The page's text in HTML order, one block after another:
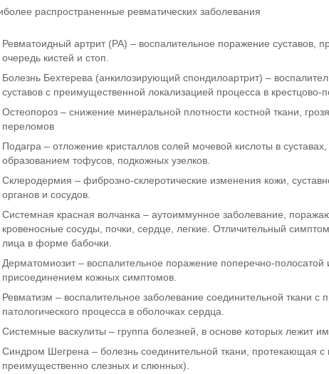
распространенные ревматических заболевания
Ревматоидный артрит (РА) – воспалительное поражение суставов,
очередь кистей и стоп.
Болезнь Бехтерева (анкилозирующий спондилоартрит) –
суставов с преимущественной локализацией процесса в крестцово-
Остеопороз – снижение минеральной плотности костной ткани,
переломов
Подагра – отложение кристаллов солей мочевой кислоты в
образованием тофусов, подкожных узелков.
Склеродермия – фиброзно-склеротические изменения кожи,
органов и сосудов.
Системная красная волчанка – аутоиммунное заболевание,
кровеносные сосуды, почки, сердце, легкие. Отличительный
лица в форме бабочки.
Дерматомиозит – воспалительное поражение поперечно-
присоединением кожных симптомов.
Ревматизм – воспалительное заболевание соединительной ткани с
патологического процесса в оболочках сердца.
Системные васкулиты – группа болезней, в основе которых лежит
Синдром Шегрена – болезнь соединительной ткани, протекающая с
преимущественно слезных и слюнных).